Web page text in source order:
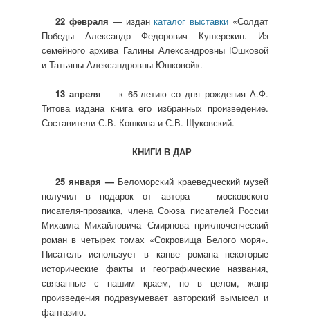
22 февраля — изданкаталог выставки «Солдат
Победы Александр Федорович Кушерекин. Из
семейного архива Галины Александровны Юшковой
и Татьяны Александровны Юшковой».
13 апреля — к 65-летию со дня рождения А.Ф.
Титова издана книга его избранных произведение.
Составители С.В. Кошкина и С.В. Щуковский.
КНИГИ В ДАР
25 января — Беломорский краеведческий музей
получил в подарок от автора — московского
писателя-прозаика, члена Союза писателей России
Михаила Михайловича Смирнова приключенческий
роман в четырех томах «Сокровища Белого моря».
Писатель использует в канве романа некоторые
исторические факты и географические названия,
связанные с нашим краем, но в целом, жанр
произведения подразумевает авторский вымысел и
фантазию.